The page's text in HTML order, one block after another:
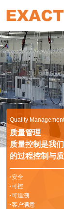
Quality
质量管理
质量控制是我
的过程控制与
安全
可控
可追溯
客户满意